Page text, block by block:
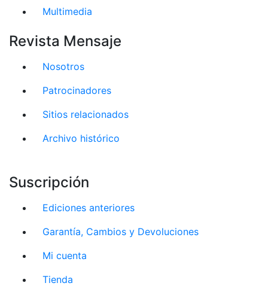
Multimedia
Revista Mensaje
Nosotros
Patrocinadores
Sitios relacionados
Archivo histórico
Suscripción
Ediciones anteriores
Garantía, Cambios y Devoluciones
Mi cuenta
Tienda